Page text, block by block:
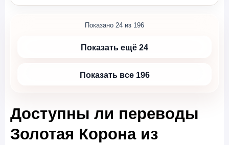
Показано 24 из 196
Показать ещё 24
Показать все 196
Доступны ли переводы
Золотая Корона из